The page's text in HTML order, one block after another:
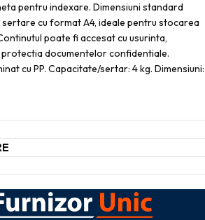
pentru indexare. Dimensiuni standard
cu format A4, ideale pentru stocarea
poate fi accesat cu usurinta,
protectia documentelor confidentiale.
cu PP. Capacitate/sertar: 4 kg. Dimensiuni: